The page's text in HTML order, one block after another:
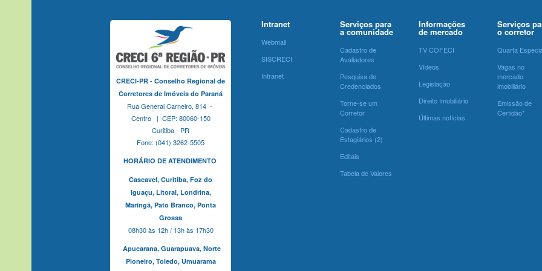
CRECI-PR - Conselho Regional de
Corretores de Imóveis do Paraná
Rua General Carneiro, 814 -
Centro | CEP: 80060-150
Curitiba - PR
Fone: (041) 3262-5505
HORÁRIO DE ATENDIMENTO
Cascavel, Curitiba, Foz do
Iguaçu, Litoral, Londrina,
Maringá, Pato Branco, Ponta
Grossa
08h30 às 12h / 13h às 17h30
Apucarana, Guarapuava, Norte
Pioneiro, Toledo, Umuarama
Intranet
Webmail
SISCRECI
Intranet
Serviços para
a comunidade
Cadastro de
Avaliadores
Pesquisa de
Credenciados
Torne-se um
Corretor
Cadastro de
Estagiários (2)
Editais
Tabela de Valores
Informações
de mercado
TV COFECI
Vídeos
Legislação
Direito Imobiliário
Últimas notícias
Serviços
o corretor
Quarta
Vagas no
mercado
imobiliário
Emissão de
Certidão*